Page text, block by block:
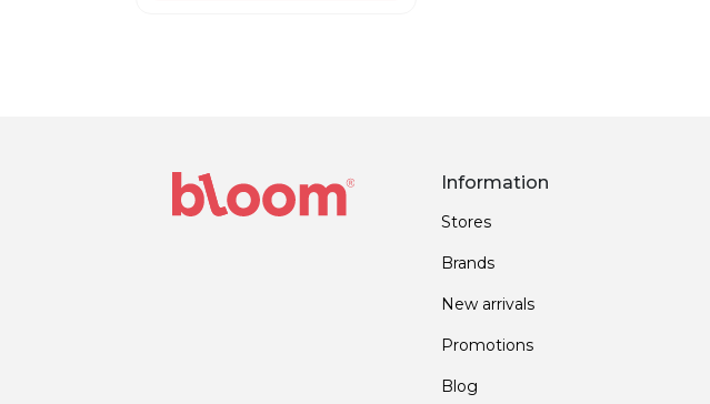
Information
Stores
Brands
New arrivals
Promotions
Blog